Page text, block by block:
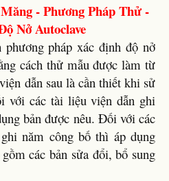
- Phương Pháp Thử -
Nở Autoclave
pháp xác định độ nở
cách thử mẫu được làm từ
dẫn sau là cần thiết khi sử
với các tài liệu viện dẫn ghi
bản được nêu. Đối với các
năm công bố thì áp dụng
các bản sửa đổi, bổ sung